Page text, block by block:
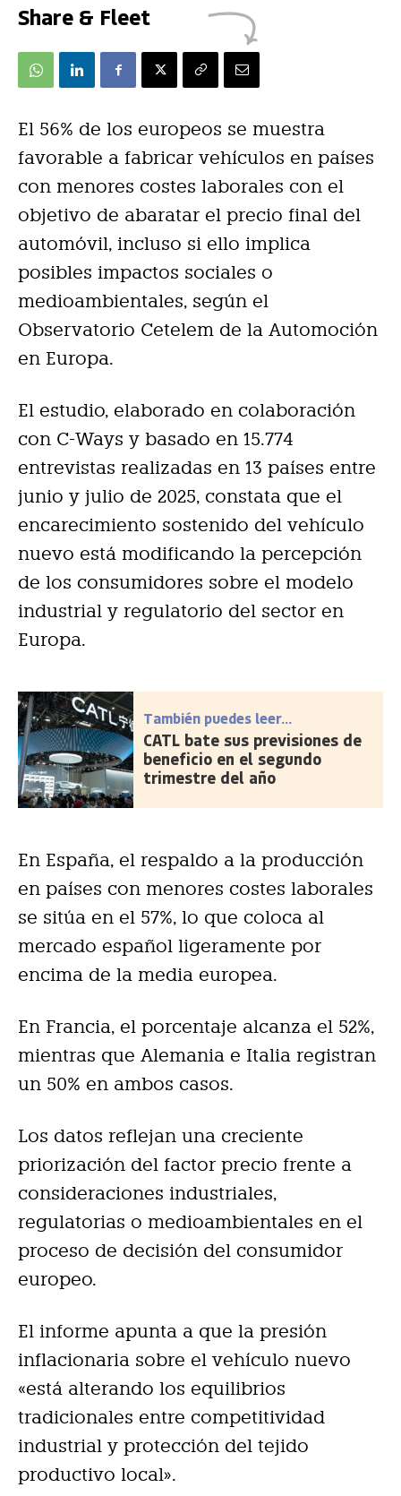
Share & Fleet
El 56% de los europeos se muestra
favorable a fabricar vehículos en países
con menores costes laborales con el
objetivo de abaratar el precio final del
automóvil, incluso si ello implica
posibles impactos sociales o
medioambientales, según el
Observatorio Cetelem de la Automoción
en Europa.
El estudio, elaborado en colaboración
con C-Ways y basado en 15.774
entrevistas realizadas en 13 países entre
junio y julio de 2025, constata que el
encarecimiento sostenido del vehículo
nuevo está modificando la percepción
de los consumidores sobre el modelo
industrial y regulatorio del sector en
Europa.
También puedes leer...
CATL bate sus previsiones de
beneficio en el segundo
trimestre del año
En España, el respaldo a la producción
en países con menores costes laborales
se sitúa en el 57%, lo que coloca al
mercado español ligeramente por
encima de la media europea.
En Francia, el porcentaje alcanza el 52%,
mientras que Alemania e Italia registran
un 50% en ambos casos.
Los datos reflejan una creciente
priorización del factor precio frente a
consideraciones industriales,
regulatorias o medioambientales en el
proceso de decisión del consumidor
europeo.
El informe apunta a que la presión
inflacionaria sobre el vehículo nuevo
«está alterando los equilibrios
tradicionales entre competitividad
industrial y protección del tejido
productivo local».